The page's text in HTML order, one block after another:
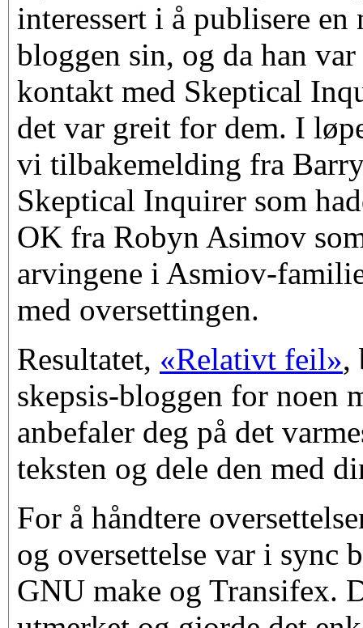
interessert i å publisere en
bloggen sin, og da han
kontakt med Skeptical
det var greit for dem. I
vi tilbakemelding fra
Skeptical Inquirer som
OK fra Robyn Asimov
arvingene i Asmiov-
med oversettingen.
Resultatet, «Relativt feil»,
skepsis-bloggen for noen
anbefaler deg på det
teksten og dele den med
For å håndtere
og oversettelse var i sync
GNU make og Transifex.